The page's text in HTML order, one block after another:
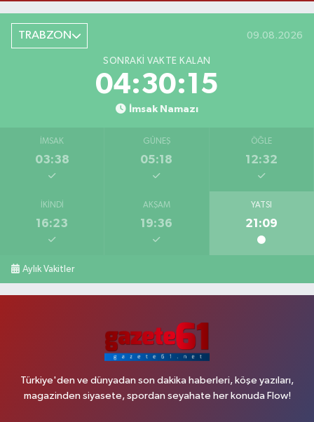
TRABZON 09.08.2026
SONRAKI VAKTE KALAN
04:30:14
İmsak Namazı
İMSAK
03:38
GÜNEŞ
05:18
ÖĞLE
12:32
İKINDI
16:23
AKŞAM
19:36
YATSI
21:09
Aylık Vakitler
Türkiye'den ve dünyadan son dakika haberleri, köşe yazıları,
magazinden siyasete, spordan seyahate her konuda Flow!